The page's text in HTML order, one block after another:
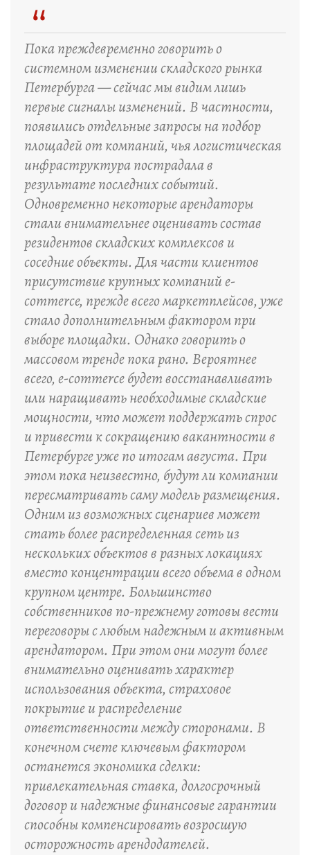
“
Пока преждевременно говорить о
системном изменении складского рынка
Петербурга — сейчас мы видим лишь
первые сигналы изменений. В частности,
появились отдельные запросы на подбор
площадей от компаний, чья логистическая
инфраструктура пострадала в
результате последних событий.
Одновременно некоторые арендаторы
стали внимательнее оценивать состав
резидентов складских комплексов и
соседние объекты. Для части клиентов
присутствие крупных компаний e-
commerce, прежде всего маркетплейсов, уже
стало дополнительным фактором при
выборе площадки. Однако говорить о
массовом тренде пока рано. Вероятнее
всего, e-commerce будет восстанавливать
или наращивать необходимые складские
мощности, что может поддержать спрос
и привести к сокращению вакантности в
Петербурге уже по итогам августа. При
этом пока неизвестно, будут ли компании
пересматривать саму модель размещения.
Одним из возможных сценариев может
стать более распределенная сеть из
нескольких объектов в разных локациях
вместо концентрации всего объема в одном
крупном центре. Большинство
собственников по-прежнему готовы вести
переговоры с любым надежным и активным
арендатором. При этом они могут более
внимательно оценивать характер
использования объекта, страховое
покрытие и распределение
ответственности между сторонами. В
конечном счете ключевым фактором
останется экономика сделки:
привлекательная ставка, долгосрочный
договор и надежные финансовые гарантии
способны компенсировать возросшую
осторожность арендодателей.